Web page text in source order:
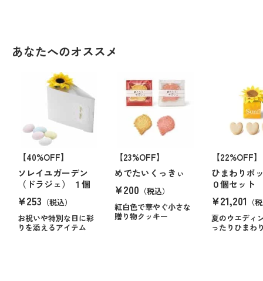
あなたへのオススメ
【40%OFF】
ソレイユガーデン
（ドラジェ） １個
¥253 （税込）
お祝いや特別な日に彩
りを添えるアイテム
【23%OFF】
めでたいくっきぃ
¥200 （税込）
紅白色で華やぐ小さな
贈り物クッキー
【22%OFF】
ひまわりボ
０個セット
¥21,201 （
夏のウエディ
ったりひまわ